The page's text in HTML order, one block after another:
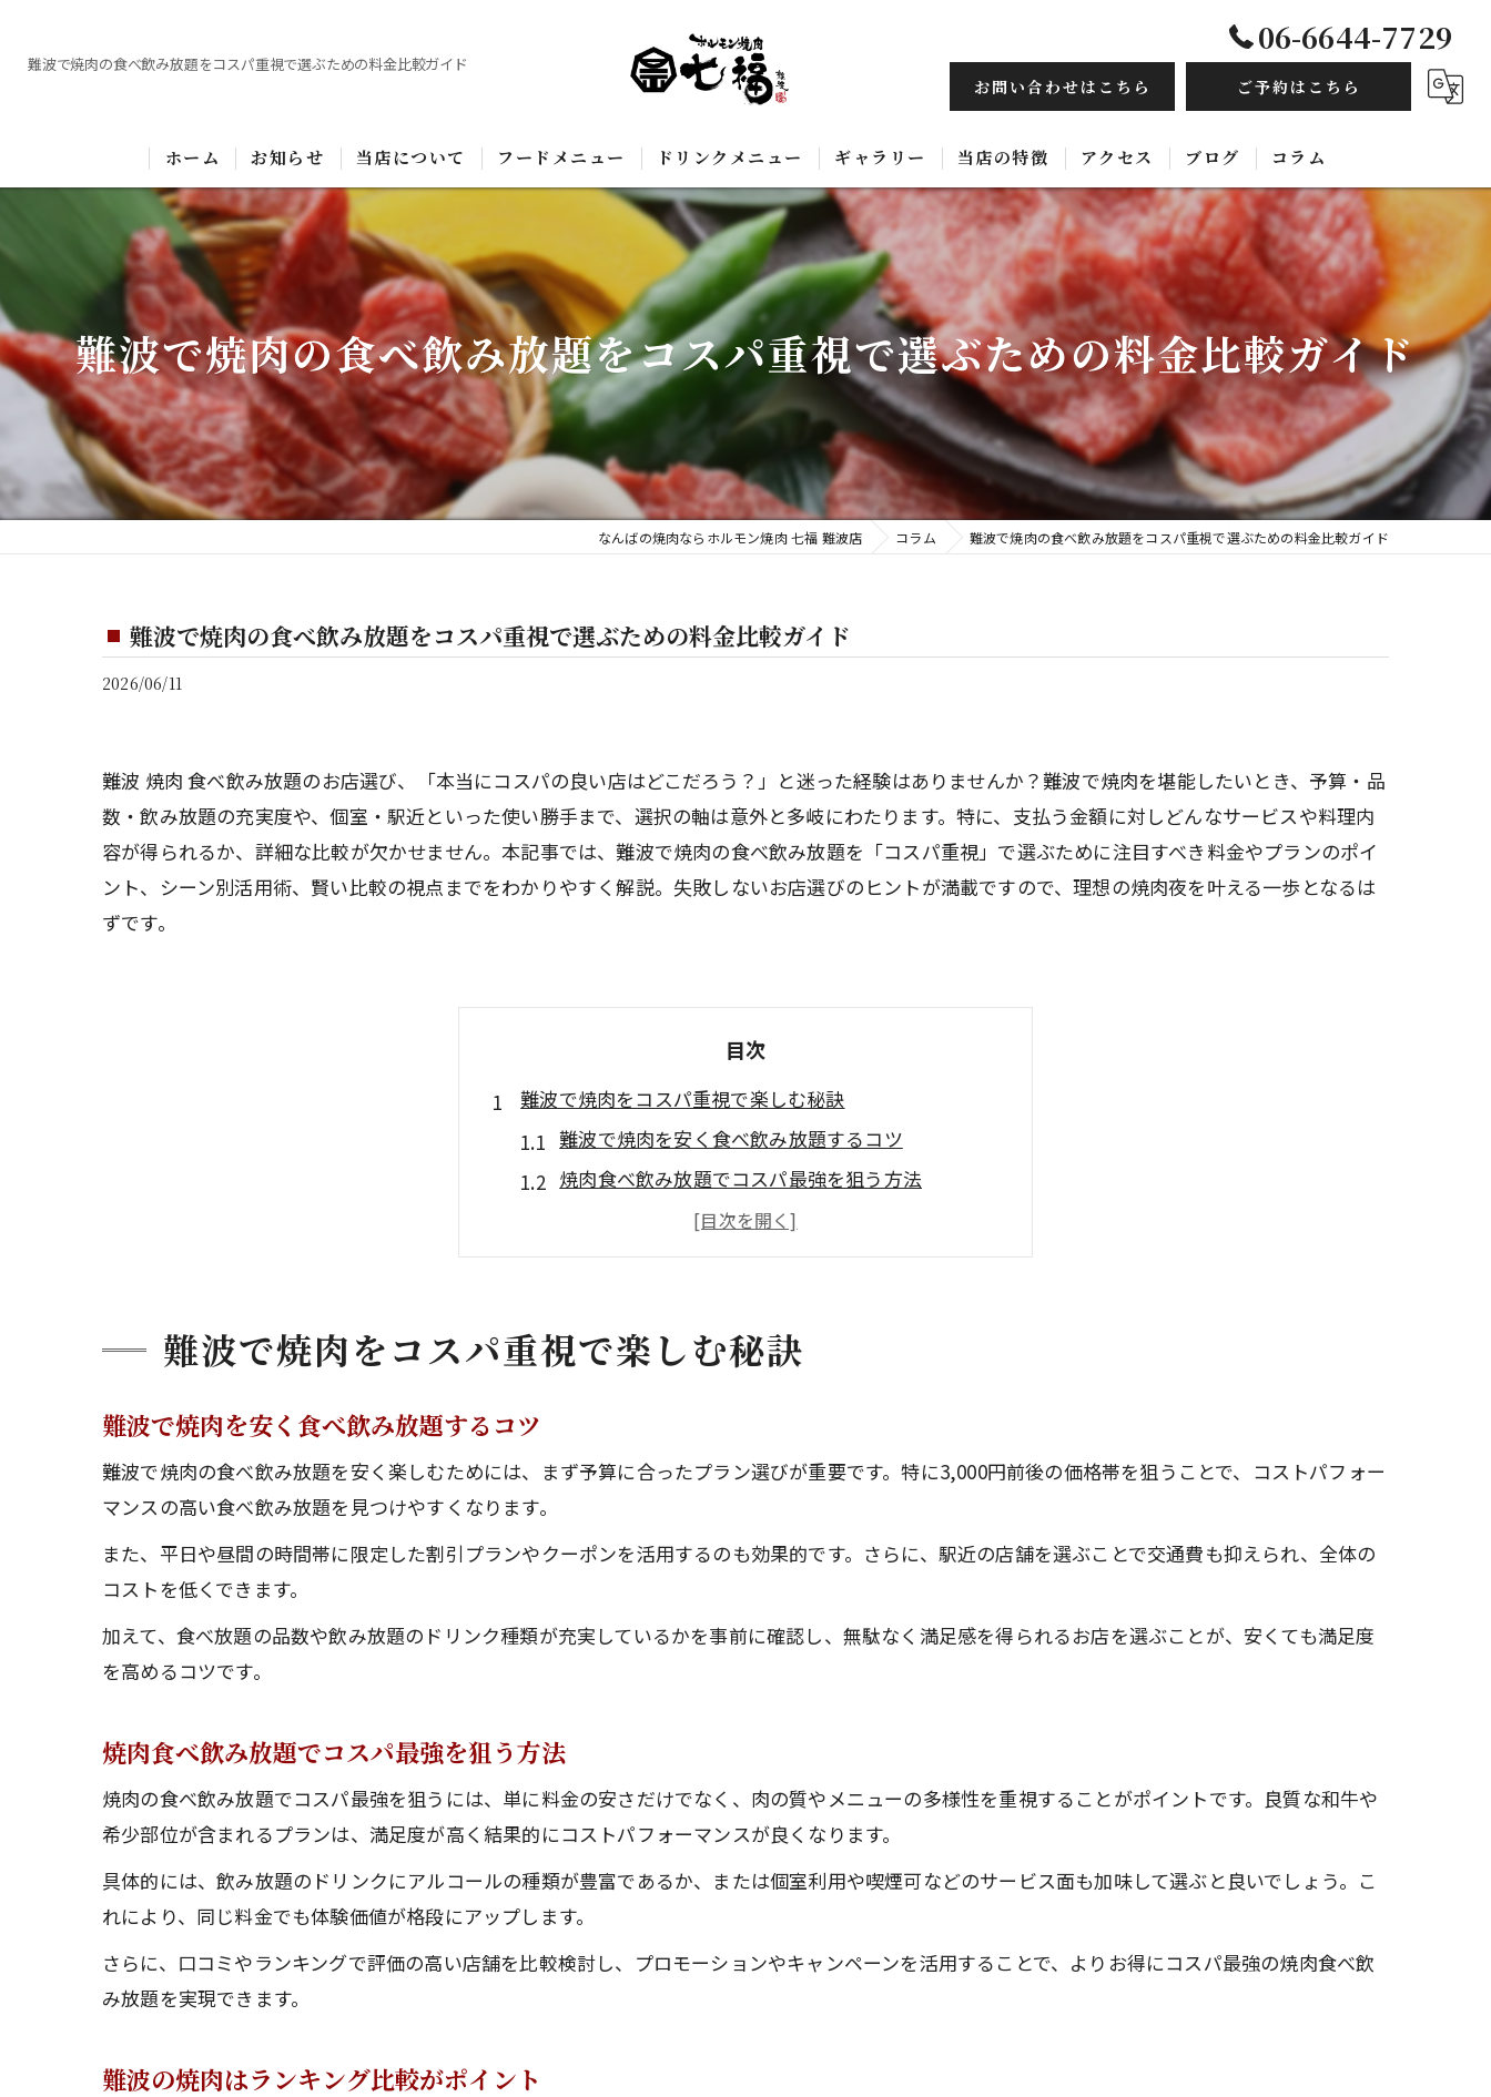
難波で焼肉の食べ飲み放題をコスパ重視で選ぶための料金比較ガイド
06-6644-7729
お問い合わせはこちら ご予約はこちら
ホーム お知らせ 当店について フードメニュー ドリンクメニュー ギャラリー 当店の特徴
黒毛和牛
飲み放題
ホルモン
コース
韓国料理
アクセス ブログ コラム
難波で焼肉の食べ飲み放題をコスパ重視で選ぶための料金比較ガイド
なんばの焼肉ならホルモン焼肉 七福 難波店 コラム 難波で焼肉の食べ飲み放題をコスパ重視で選ぶための料金比較ガイド
難波で焼肉の食べ飲み放題をコスパ重視で選ぶための料金比較ガイド
2026/06/11
難波 焼肉 食べ飲み放題のお店選び、「本当にコスパの良い店はどこだろう？」と迷った経験はありませんか？難波で焼肉を堪能したいとき、予算・品
数・飲み放題の充実度や、個室・駅近といった使い勝手まで、選択の軸は意外と多岐にわたります。特に、支払う金額に対しどんなサービスや料理内
容が得られるか、詳細な比較が欠かせません。本記事では、難波で焼肉の食べ飲み放題を「コスパ重視」で選ぶために注目すべき料金やプランのポイ
ント、シーン別活用術、賢い比較の視点までをわかりやすく解説。失敗しないお店選びのヒントが満載ですので、理想の焼肉夜を叶える一歩となるは
ずです。
目次
難波で焼肉をコスパ重視で楽しむ秘訣
難波で焼肉を安く食べ飲み放題するコツ
焼肉食べ飲み放題でコスパ最強を狙う方法
難波の焼肉はランキング比較がポイント
学生向け難波焼肉食べ飲み放題の選び方
食べ飲み放題なら難波の料金相場と賢い選び方
難波で焼肉食べ飲み放題の料金相場を徹底解説
難波で焼肉食べ飲み放題が安い店の特徴とは
難波の焼肉ランキングを参考に賢くチョイス
個室焼肉食べ飲み放題を安く選ぶチェックポイント
学生や友人に最適な難波の焼肉プラン徹底比較
友人同士におすすめ難波焼肉食べ飲み放題術
学生必見！難波焼肉食べ放題の比較ポイント
難波で焼肉をコスパ重視で楽しむ秘訣
難波で焼肉を安く食べ飲み放題するコツ
難波で焼肉の食べ飲み放題を安く楽しむためには、まず予算に合ったプラン選びが重要です。特に3,000円前後の価格帯を狙うことで、コストパフォー
マンスの高い食べ飲み放題を見つけやすくなります。
また、平日や昼間の時間帯に限定した割引プランやクーポンを活用するのも効果的です。さらに、駅近の店舗を選ぶことで交通費も抑えられ、全体の
コストを低くできます。
加えて、食べ放題の品数や飲み放題のドリンク種類が充実しているかを事前に確認し、無駄なく満足感を得られるお店を選ぶことが、安くても満足度
を高めるコツです。
焼肉食べ飲み放題でコスパ最強を狙う方法
焼肉の食べ飲み放題でコスパ最強を狙うには、単に料金の安さだけでなく、肉の質やメニューの多様性を重視することがポイントです。良質な和牛や
希少部位が含まれるプランは、満足度が高く結果的にコストパフォーマンスが良くなります。
具体的には、飲み放題のドリンクにアルコールの種類が豊富であるか、または個室利用や喫煙可などのサービス面も加味して選ぶと良いでしょう。こ
れにより、同じ料金でも体験価値が格段にアップします。
さらに、口コミやランキングで評価の高い店舗を比較検討し、プロモーションやキャンペーンを活用することで、よりお得にコスパ最強の焼肉食べ飲
み放題を実現できます。
難波の焼肉はランキング比較がポイント